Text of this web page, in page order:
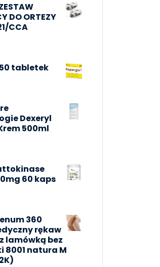
DO ORTEZY
CCA
tabletek
Dexeryl
500ml
60 kaps
360
rękaw
lamówką bez
8001 natura M